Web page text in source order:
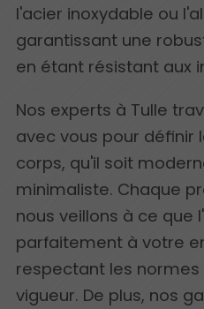
l'acier inoxydable ou
garantissant une
en étant résistant aux
Nos experts à Tulle
avec vous pour définir
corps, qu'il soit
minimaliste. Chaque
nous veillons à ce que
parfaitement à votre
respectant les
vigueur. De plus, nos